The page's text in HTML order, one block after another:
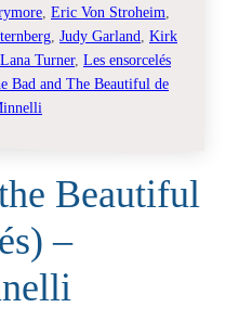
Eric Von Stroheim
Judy Garland Kirk
Lana Turner, Les ensorcelés
Bad and The Beautiful de
Beautiful
–